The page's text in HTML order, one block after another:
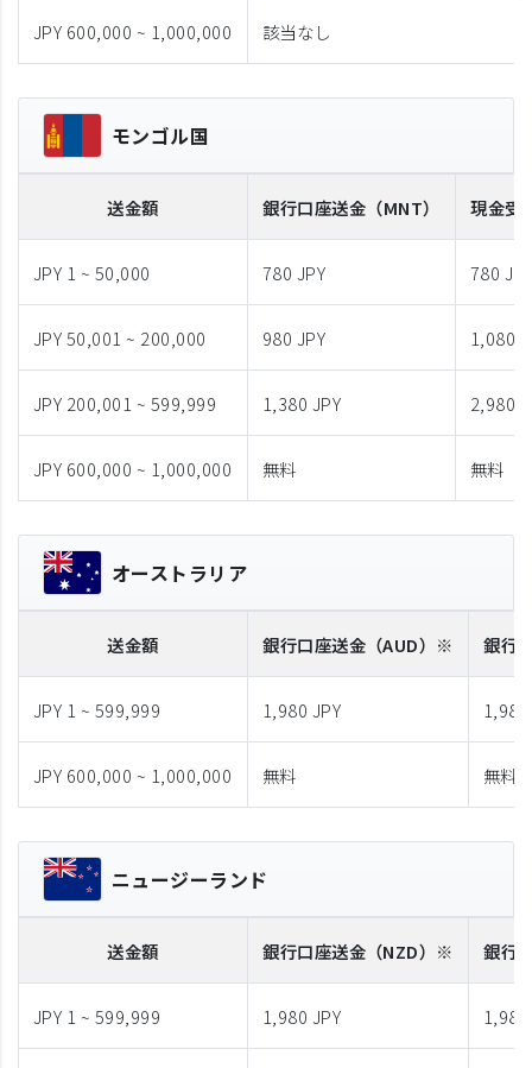
JPY 600,000 ~ 1,000,000 該当なし
モンゴル国
送金額 銀行口座送金 （MNT） 現金受
JPY 1 ~ 50,000 780 JPY 780
JPY 50,001 ~ 200,000 980 JPY 1,080
JPY 200,001 ~ 599,999 1,380 JPY 2,980
JPY 600,000 ~ 1,000,000 無料 無料
オーストラリア
送金額 銀行口座送金 （AUD）※ 銀行
JPY 1 ~ 599,999 1,980 JPY 1,980
JPY 600,000 ~ 1,000,000 無料 無料
ニュージーランド
送金額 銀行口座送金 （NZD）※ 銀行
JPY 1 ~ 599,999 1,980 JPY 1,980